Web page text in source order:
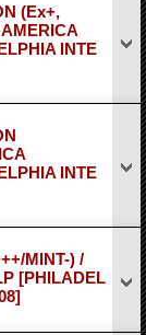
(Ex+,
INTE
INTE
MINT-) /
[PHILADEL